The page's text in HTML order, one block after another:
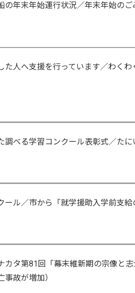
年末年始運行状況／年末年始のご
人へ支援を行っています／わく
べる学習コンクール表彰式／たに
ル／市から「就学援助入学前支給
カタ第81回「幕末維新期の宗像と
故が増加）